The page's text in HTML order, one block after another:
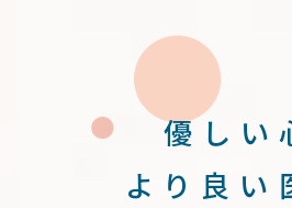
優しい
より良い